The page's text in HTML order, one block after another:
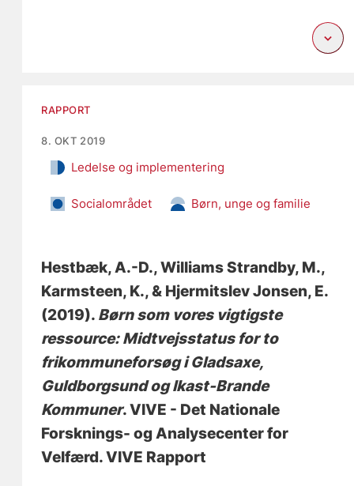
RAPPORT
8. OKT 2019
Ledelse og implementering
Socialområdet Børn, unge og familie
Hestbæk, A.-D., Williams Strandby, M.,
Karmsteen, K., & Hjermitslev Jonsen, E.
(2019). Børn som vores vigtigste
ressource: Midtvejsstatus for to
frikommuneforsøg i Gladsaxe,
Guldborgsund og Ikast-Brande
Kommuner. VIVE - Det Nationale
Forsknings- og Analysecenter for
Velfærd. VIVE Rapport